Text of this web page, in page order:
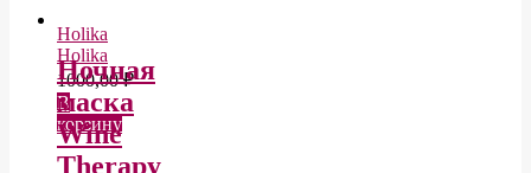
Holika
Holika
1000,00₽
В
корзину
Ночная
маска
Wine
Therapy